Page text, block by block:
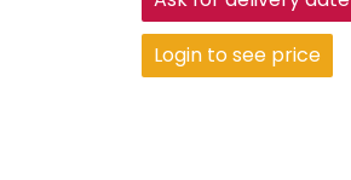
Login to see price